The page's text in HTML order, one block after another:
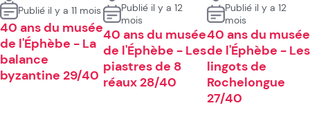
Publié il y a 11 mois
40 ans du musée
de l'Éphèbe - La
balance
byzantine 29/40
Publié il y a 12
mois
40 ans du musée
de l'Éphèbe - Les
piastres de 8
réaux 28/40
Publié il y a 12
mois
40 ans du musée
de l'Éphèbe - Les
lingots de
Rochelongue
27/40